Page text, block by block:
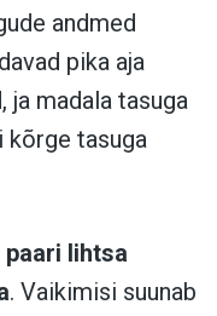
andmed
pika aja
ja madala tasuga
kõrge tasuga
lihtsa
. Vaikimisi suunab